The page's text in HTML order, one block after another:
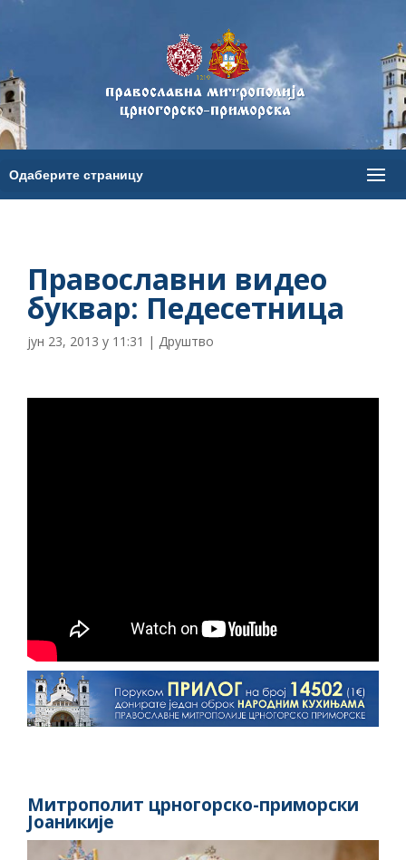
Православни видео
буквар: Педесетница
јун 23, 2013 у 11:31 | Друштво
Митрополит црногорско-приморски
Јоаникије